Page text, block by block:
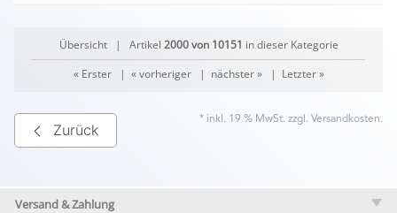
Übersicht| Artikel 2000 von 10151 in dieser Kategorie
« Erster| « vorheriger| nächster »| Letzter »
Zurück
* inkl. 19 % MwSt. zzgl. Versandkosten.
Versand & Zahlung